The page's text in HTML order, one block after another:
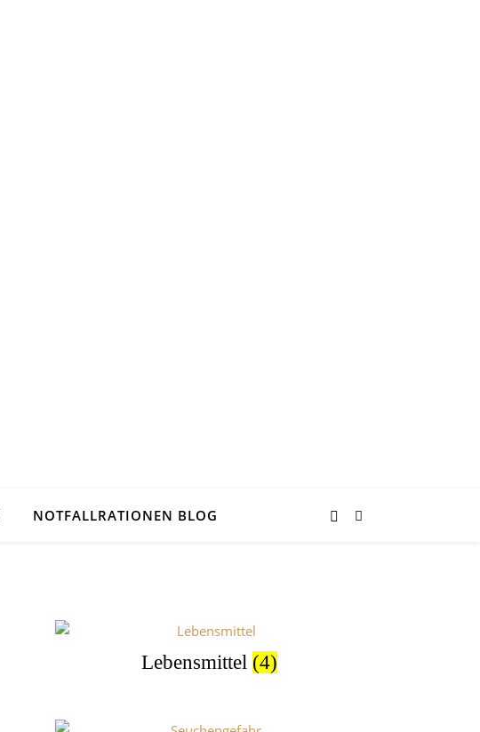
NOTFALLRATIONEN BLOG
Lebensmittel (4)